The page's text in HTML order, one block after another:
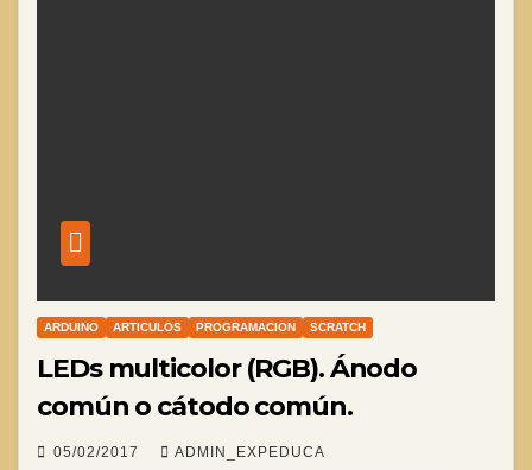
ARDUINO ARTICULOS PROGRAMACION SCRATCH
LEDs multicolor (RGB). Ánodo
común o cátodo común.
05/02/2017 ADMIN_EXPEDUCA